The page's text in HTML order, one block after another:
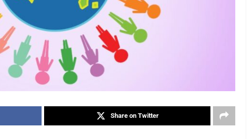
Share on Twitter